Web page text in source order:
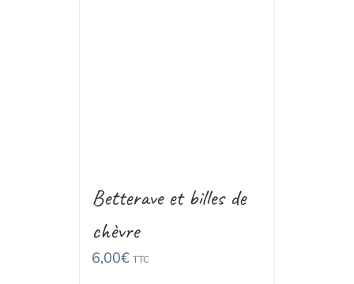
Betterave et billes de
chèvre
6,00€ TTC